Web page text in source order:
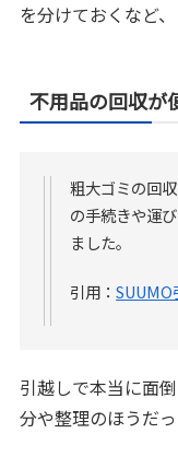
を分けておくなど
不用品の回収が
粗大ゴミの回
の手続きや運
ました。
引用：SUUMO
引越しで本当に面
分や整理のほうだっ